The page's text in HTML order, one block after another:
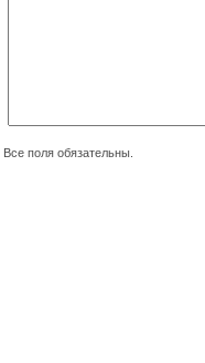
Все поля обязательны.